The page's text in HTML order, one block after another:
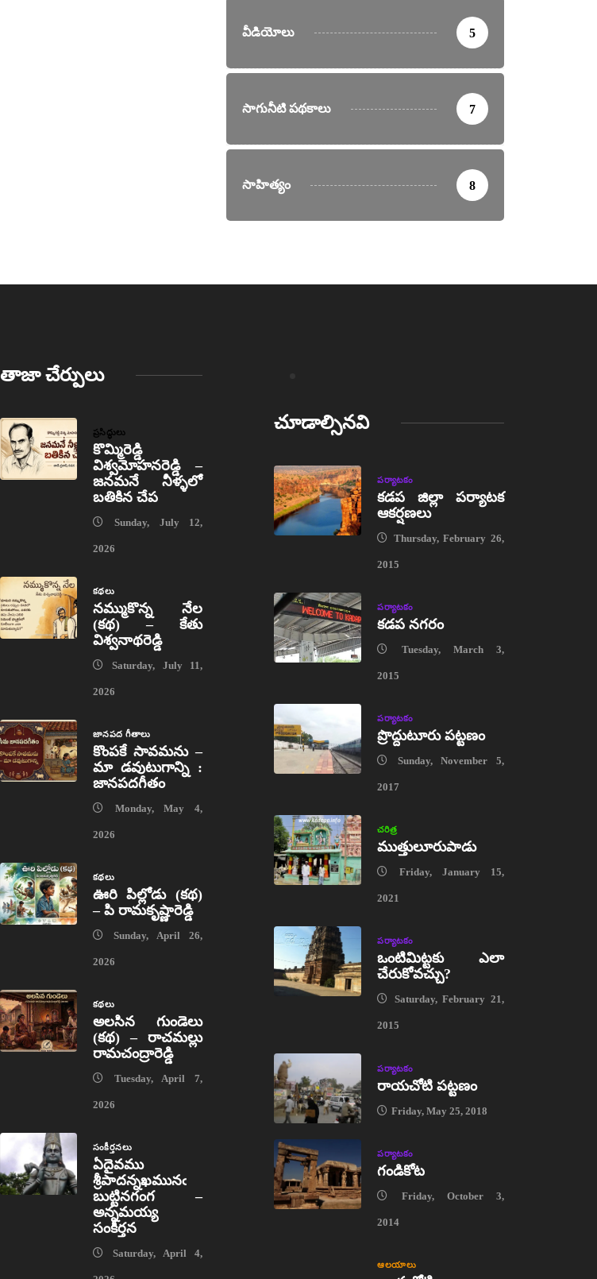
వీడియోలు 5
సాగునీటి పథకాలు 7
సాహిత్యం 8
తాజా చేర్పులు
ప్రసిద్ధులు
కొమ్మిరెడ్డి
విశ్వమోహనరెడ్డి –
జనమనే నీళ్ళలో
బతికిన చేప
Sunday, July 12,
2026
కథలు
నమ్ముకొన్న నేల
(కథ) – కేతు
విశ్వనాథరెడ్డి
Saturday, July 11,
2026
జానపద గీతాలు
కొంపకే సావమను –
మా డవుటుగాన్ని :
జానపదగీతం
Monday, May 4,
2026
కథలు
ఊరి పిల్లోడు (కథ)
– పి రామకృష్ణారెడ్డి
Sunday, April 26,
2026
కథలు
అలసిన గుండెలు
(కథ) – రాచమల్లు
రామచంద్రారెడ్డి
Tuesday, April 7,
2026
సంకీర్తనలు
ఏదైవము
శ్రీపాదన్నఖమునఁ
బుట్టినగంగ –
అన్నమయ్య
సంకీర్తన
Saturday, April 4,
చూడాల్సినవి
పర్యాటకం
కడప జిల్లా పర్యాటక
ఆకర్షణలు
Thursday, February 26,
2015
పర్యాటకం
కడప నగరం
Tuesday, March 3,
2015
పర్యాటకం
ప్రొద్దుటూరు పట్టణం
Sunday, November 5,
2017
చరిత్ర
ముత్తులూరుపాడు
Friday, January 15,
2021
పర్యాటకం
ఒంటిమిట్టకు ఎలా
చేరుకోవచ్చు?
Saturday, February 21,
2015
పర్యాటకం
రాయచోటి పట్టణం
Friday, May 25, 2018
పర్యాటకం
గండికోట
Friday, October 3,
2014
ఆలయాలు